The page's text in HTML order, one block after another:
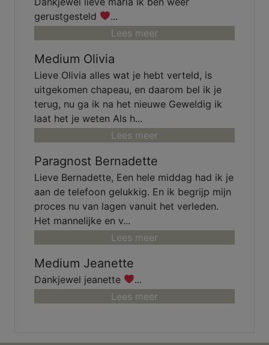
gerustgesteld
...
Lees meer
Medium Olivia
Lieve Olivia alles wat je hebt verteld, is
uitgekomen chapeau, en daarom bel ik je
terug, nu ga ik na het nieuwe Geweldig ik
laat het je weten Als h...
Lees meer
Paragnost Bernadette
Lieve Bernadette, Een hele middag had ik je
aan de telefoon gelukkig. En ik begrijp mijn
proces nu van lagen vanuit het verleden.
Het mannelijke en v...
Lees meer
Medium Jeanette
Dankjewel jeanette
...
Lees meer